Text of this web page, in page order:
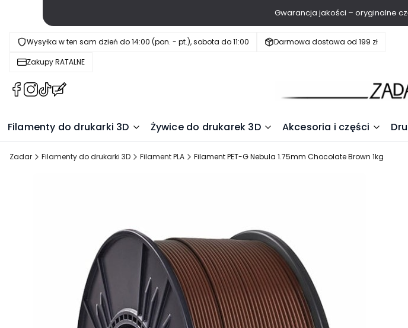
Gwarancja jakości – oryginalne
Wysyłka w ten sam dzień do 14:00 (pon. - pt.), sobota do 11:00
Darmowa dostawa od 199 zł
Zakupy RATALNE
(Otwiera
nowej
karcie)
(Otwiera
nowej
karcie)
(Otwiera
nowej
karcie)
(Otwiera
nowej
karcie)
Filamenty do drukarki 3D Żywice do drukarek 3D Akcesoria i części
Zadar Filamenty do drukarki 3D Filament PLA Filament PET-G Nebula 1.75mm Chocolate Brown 1kg